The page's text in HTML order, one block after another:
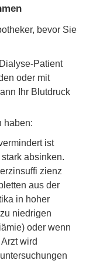
bevor Sie
Patient
oder mit
Ihr Blutdruck
haben:
ist
absinken.
zienz
aus der
in hoher
niedrigen
oder wenn
wird